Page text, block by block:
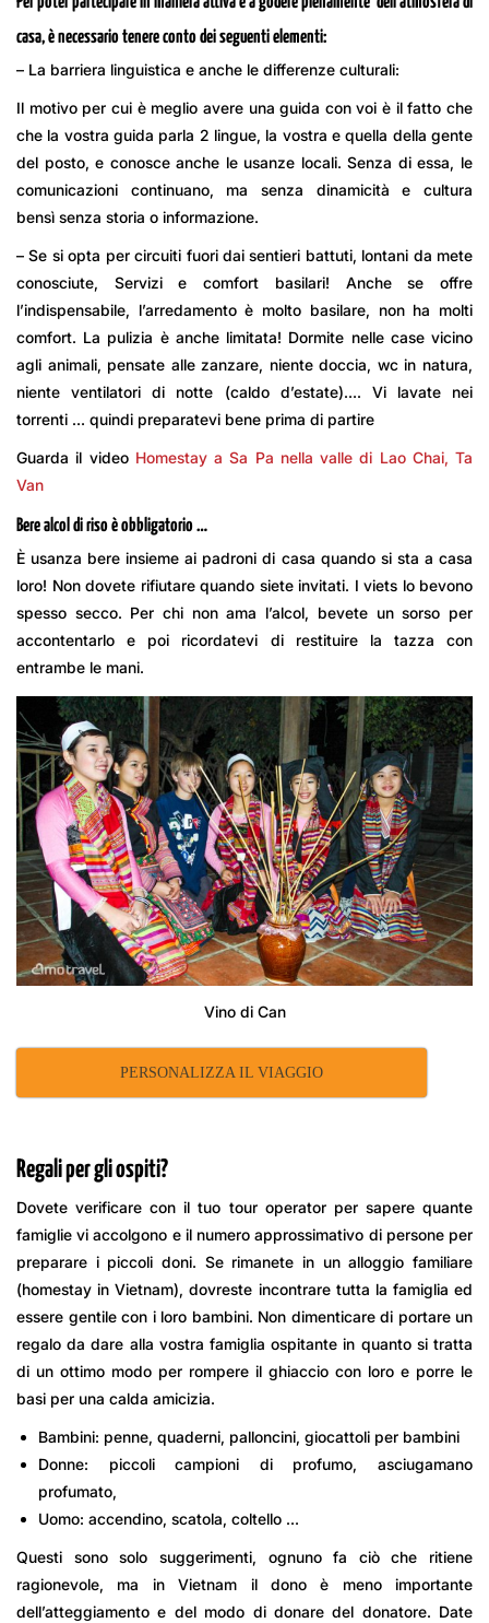
casa, è necessario tenere conto dei seguenti elementi:
– La barriera linguistica e anche le differenze culturali:
Il motivo per cui è meglio avere una guida con voi è il fatto che
che la vostra guida parla 2 lingue, la vostra e quella della gente
del posto, e conosce anche le usanze locali. Senza di essa, le
comunicazioni continuano, ma senza dinamicità e cultura
bensì senza storia o informazione.
– Se si opta per circuiti fuori dai sentieri battuti, lontani da mete
conosciute, Servizi e comfort basilari! Anche se offre
l’indispensabile, l’arredamento è molto basilare, non ha molti
comfort. La pulizia è anche limitata! Dormite nelle case vicino
agli animali, pensate alle zanzare, niente doccia, wc in natura,
niente ventilatori di notte (caldo d’estate)…. Vi lavate nei
torrenti … quindi preparatevi bene prima di partire
Guarda il videoHomestay a Sa Pa nella valle di Lao Chai, Ta
Van
Bere alcol di riso è obbligatorio …
È usanza bere insieme ai padroni di casa quando si sta a casa
loro! Non dovete rifiutare quando siete invitati. I viets lo bevono
spesso secco. Per chi non ama l’alcol, bevete un sorso per
accontentarlo e poi ricordatevi di restituire la tazza con
entrambe le mani.
Vino di Can
PERSONALIZZA IL VIAGGIO
Regali per gli ospiti?
Dovete verificare con il tuo tour operator per sapere quante
famiglie vi accolgono e il numero approssimativo di persone per
preparare i piccoli doni. Se rimanete in un alloggio familiare
(homestay in Vietnam), dovreste incontrare tutta la famiglia ed
essere gentile con i loro bambini. Non dimenticare di portare un
regalo da dare alla vostra famiglia ospitante in quanto si tratta
di un ottimo modo per rompere il ghiaccio con loro e porre le
basi per una calda amicizia.
Bambini: penne, quaderni, palloncini, giocattoli per bambini
Donne: piccoli campioni di profumo, asciugamano
profumato,
Uomo: accendino, scatola, coltello …
Questi sono solo suggerimenti, ognuno fa ciò che ritiene
ragionevole, ma in Vietnam il dono è meno importante
dell’atteggiamento e del modo di donare del donatore. Date